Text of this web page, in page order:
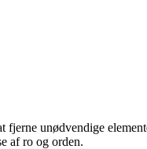
unødvendige
af ro og orden.